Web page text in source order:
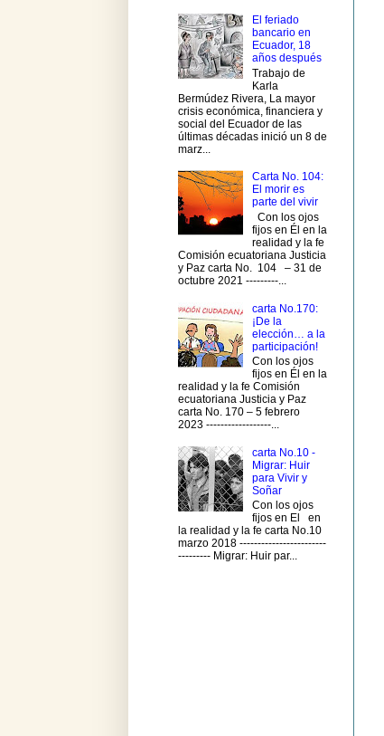
El feriado
bancario en
Ecuador, 18
años después
Trabajo de
Karla
Bermúdez Rivera, La mayor
crisis económica, financiera y
social del Ecuador de las
últimas décadas inició un 8 de
marz...
Carta No. 104:
El morir es
parte del vivir
Con los ojos
fijos en Él en la
realidad y la fe
Comisión ecuatoriana Justicia
y Paz carta No. 104 – 31 de
octubre 2021 ---------...
carta No.170:
¡De la
elección… a la
participación!
Con los ojos
fijos en Él en la
realidad y la fe Comisión
ecuatoriana Justicia y Paz
carta No. 170 – 5 febrero
2023 ------------------...
carta No.10 -
Migrar: Huir
para Vivir y
Soñar
Con los ojos
fijos en El en
la realidad y la fe carta No.10
marzo 2018 ------------------------
--------- Migrar: Huir par...